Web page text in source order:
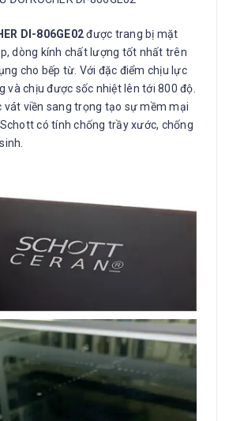
DI-806GE02được trang bị mặt
dòng kính chất lượng tốt nhất trên
cho bếp từ. Với đặc điểm chịu lực
và chịu được sốc nhiệt lên tới 800 độ.
vát viền sang trọng tạo sự mềm mại
có tính chống trầy xước, chống